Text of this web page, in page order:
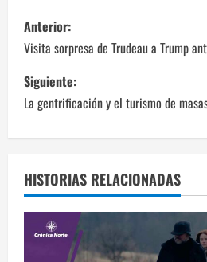
N
a
v
e
a
c
Anterior:
Visita sorpresa de Trudeau a Trump
Siguiente:
La gentrificación y el turismo de
HISTORIAS RELACIONADAS